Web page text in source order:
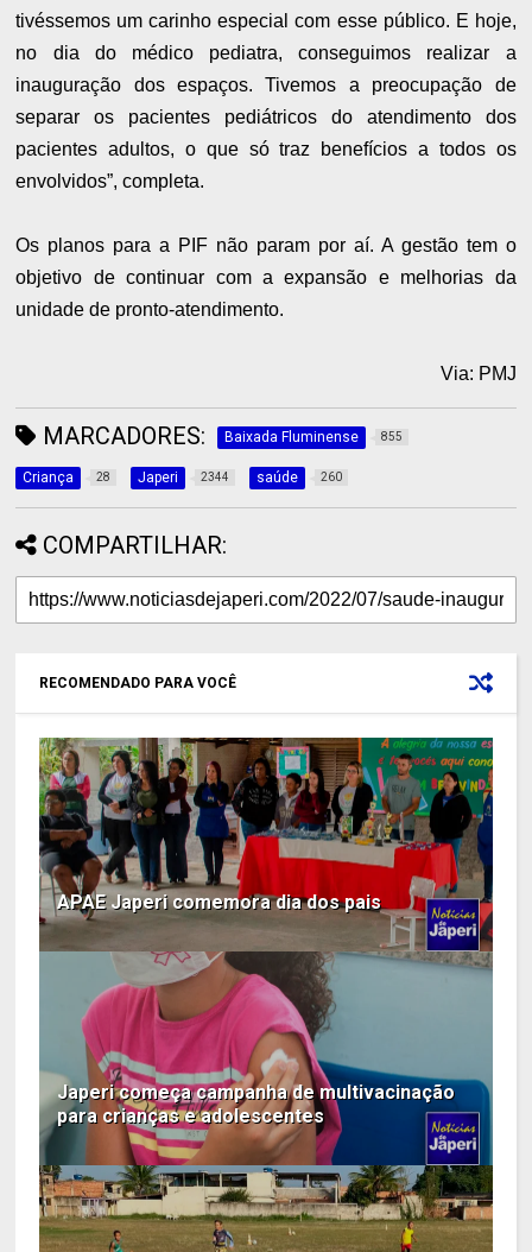
tivéssemos um carinho especial com esse público. E hoje,
no dia do médico pediatra, conseguimos realizar a
inauguração dos espaços. Tivemos a preocupação de
separar os pacientes pediátricos do atendimento dos
pacientes adultos, o que só traz benefícios a todos os
envolvidos”, completa.
Os planos para a PIF não param por aí. A gestão tem o
objetivo de continuar com a expansão e melhorias da
unidade de pronto-atendimento.
Via: PMJ
MARCADORES: Baixada Fluminense 855
Criança 28 Japeri 2344 saúde 260
COMPARTILHAR:
RECOMENDADO PARA VOCÊ
APAE Japeri comemora dia dos pais
Japeri começa campanha de multivacinação
para crianças e adolescentes